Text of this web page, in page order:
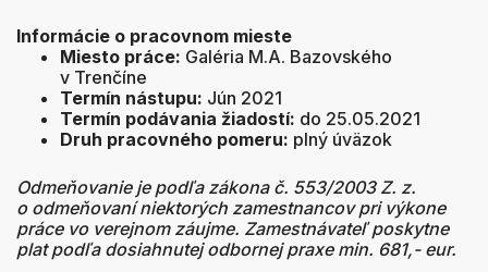
Informácie o pracovnom mieste
Miesto práce: Galéria M.A. Bazovského
v Trenčíne
Termín nástupu: Jún 2021
Termín podávania žiadostí: do 25.05.2021
Druh pracovného pomeru: plný úväzok
Odmeňovanie je podľa zákona č. 553/2003 Z. z.
o odmeňovaní niektorých zamestnancov pri výkone
práce vo verejnom záujme. Zamestnávateľ poskytne
plat podľa dosiahnutej odbornej praxe min. 681,- eur.